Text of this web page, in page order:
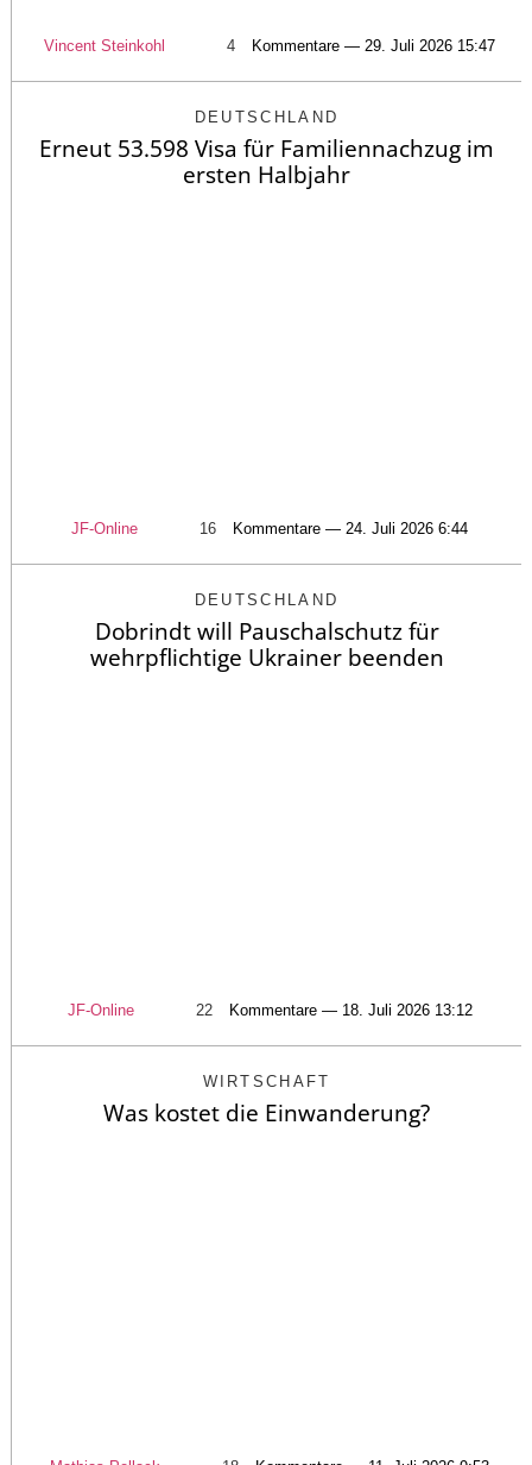
Vincent Steinkohl 4 Kommentare — 29. Juli 2026 15:47
DEUTSCHLAND
Erneut 53.598 Visa für Familiennachzug im
ersten Halbjahr
JF-Online 16 Kommentare — 24. Juli 2026 6:44
DEUTSCHLAND
Dobrindt will Pauschalschutz für
wehrpflichtige Ukrainer beenden
JF-Online 22 Kommentare — 18. Juli 2026 13:12
WIRTSCHAFT
Was kostet die Einwanderung?